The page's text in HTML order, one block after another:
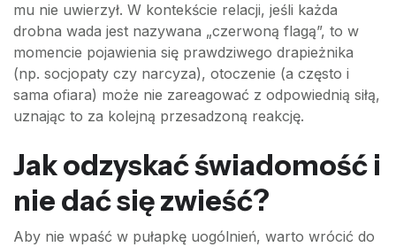
mu nie uwierzył. W kontekście relacji, jeśli każda
drobna wada jest nazywana „czerwoną flagą”, to w
momencie pojawienia się prawdziwego drapieżnika
(np. socjopaty czy narcyza), otoczenie (a często i
sama ofiara) może nie zareagować z odpowiednią siłą,
uznając to za kolejną przesadzoną reakcję.
Jak odzyskać świadomość i
nie dać się zwieść?
Aby nie wpaść w pułapkę uogólnień, warto wrócić do